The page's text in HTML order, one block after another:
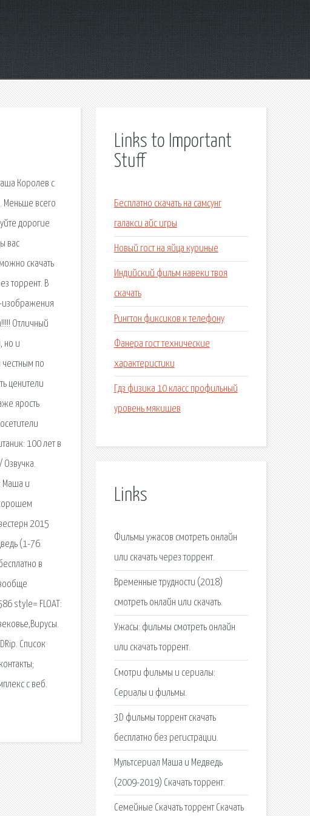
Королев с
Меньше всего
дорогие
вас
скачать
торрент. В
изображения
Отличный
но и
по
ценители
ярость
100 лет в
Озвучка.
Маша и
2015
(1-76
в
style= FLOAT:
Список
с веб.
Links to Important
Stuff
Бесплатно скачать на самсунг
галакси айс игры
Новый гост на яйца куриные
Индийский фильм навеки твоя
скачать
Рингтон фиксиков к телефону
Фанера гост технические
характеристики
Гдз физика 10 класс профильный
уровень мякишев
Links
Фильмы ужасов смотреть онлайн
или скачать через торрент.
Временные трудности (2018)
смотреть онлайн или скачать.
Ужасы: фильмы смотреть онлайн
или скачать торрент.
Смотри фильмы и сериалы:
Сериалы и фильмы.
3D фильмы торрент скачать
бесплатно без регистрации.
Мультсериал Маша и Медведь
(2009-2019) Скачать торрент.
Семейные Скачать торрент Скачать